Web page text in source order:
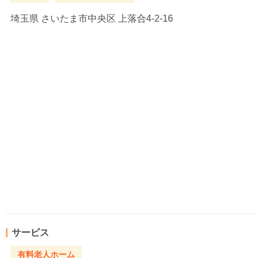
埼玉県 さいたま市中央区 上落合4-2-16
サービス
有料老人ホーム